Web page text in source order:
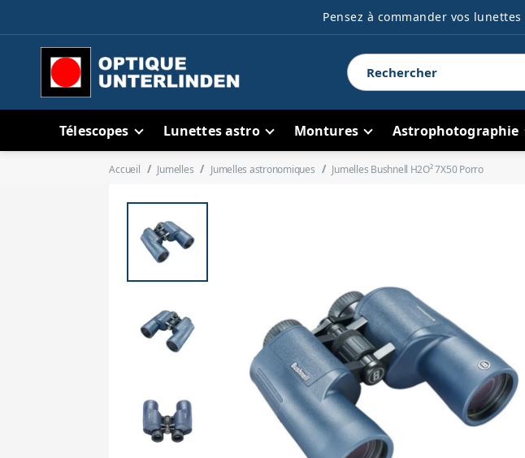
Pensez à commander vos
Télescopes Lunettes astro Montures Astrophotographie
Accueil Jumelles Jumelles astronomiques Jumelles Bushnell H2O² 7X50 Porro